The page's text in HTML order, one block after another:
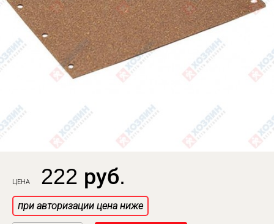
ЦЕНА 222 руб.
при авторизации цена ниже